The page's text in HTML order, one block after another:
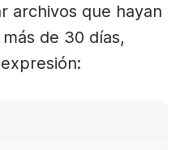
archivos que hayan
de 30 días,